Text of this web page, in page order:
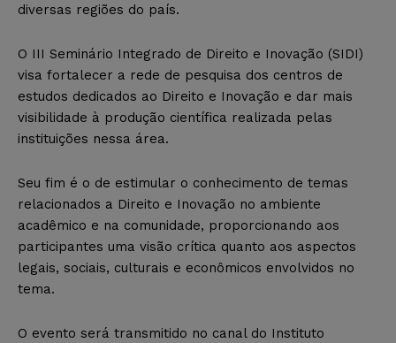
diversas regiões do país.
O III Seminário Integrado de Direito e Inovação (SIDI)
visa fortalecer a rede de pesquisa dos centros de
estudos dedicados ao Direito e Inovação e dar mais
visibilidade à produção científica realizada pelas
instituições nessa área.
Seu fim é o de estimular o conhecimento de temas
relacionados a Direito e Inovação no ambiente
acadêmico e na comunidade, proporcionando aos
participantes uma visão crítica quanto aos aspectos
legais, sociais, culturais e econômicos envolvidos no
tema.
O evento será transmitido no canal do Instituto